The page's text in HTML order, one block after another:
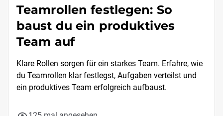
Teamrollen festlegen: So
baust du ein produktives
Team auf
Klare Rollen sorgen für ein starkes Team. Erfahre, wie
du Teamrollen klar festlegst, Aufgaben verteilst und
ein produktives Team erfolgreich aufbaust.